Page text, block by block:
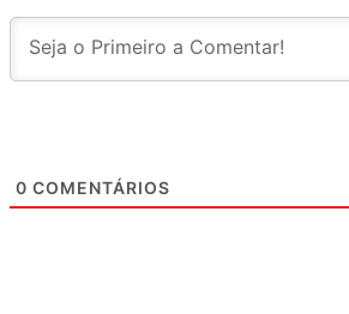
0 COMENTÁRIOS